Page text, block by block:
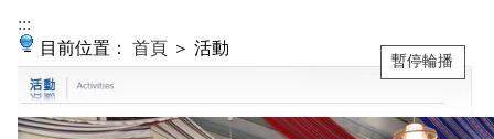
:::
目前位置： 首頁 ＞ 活動
暫停輪播